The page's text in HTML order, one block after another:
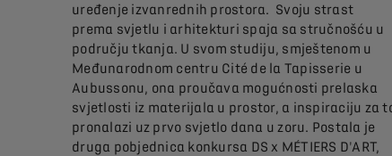
uređenje izvanrednih prostora. Svoju strast
prema svjetlu i arhitekturi spaja sa stručnošću u
području tkanja. U svom studiju, smještenom u
Međunarodnom centru Cité de la Tapisserie u
Aubussonu, ona proučava mogućnosti prelaska
svjetlosti iz materijala u prostor, a inspiraciju za
pronalazi uz prvo svjetlo dana u zoru. Postala je
druga pobjednica konkursa DS x MÉTIERS D'ART,